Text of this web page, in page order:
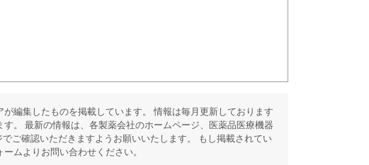
編集したものを掲載しています。 情報は毎月更新しております
。 最新の情報は、各製薬会社のホームページ、医薬品医療機器
ご確認いただきますようお願いいたします。 もし掲載されてい
ームよりお問い合わせください。